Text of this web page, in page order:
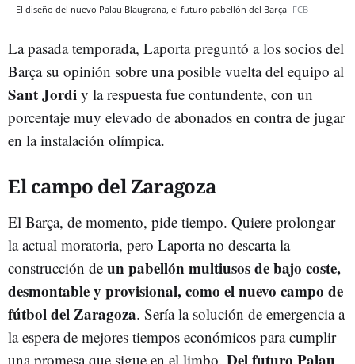
El diseño del nuevo Palau Blaugrana, el futuro pabellón del Barça FCB
La pasada temporada, Laporta preguntó a los socios del
Barça su opinión sobre una posible vuelta del equipo al
Sant Jordi y la respuesta fue contundente, con un
porcentaje muy elevado de abonados en contra de jugar
en la instalación olímpica.
El campo del Zaragoza
El Barça, de momento, pide tiempo. Quiere prolongar
la actual moratoria, pero Laporta no descarta la
construcción de un pabellón multiusos de bajo coste,
desmontable y provisional, como el nuevo campo de
fútbol del Zaragoza. Sería la solución de emergencia a
la espera de mejores tiempos económicos para cumplir
una promesa que sigue en el limbo. Del futuro Palau